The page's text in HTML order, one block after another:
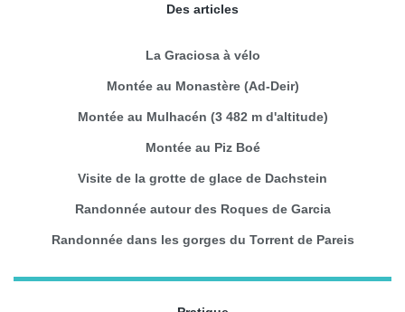
Des articles
La Graciosa à vélo
Montée au Monastère (Ad-Deir)
Montée au Mulhacén (3 482 m d'altitude)
Montée au Piz Boé
Visite de la grotte de glace de Dachstein
Randonnée autour des Roques de Garcia
Randonnée dans les gorges du Torrent de Pareis